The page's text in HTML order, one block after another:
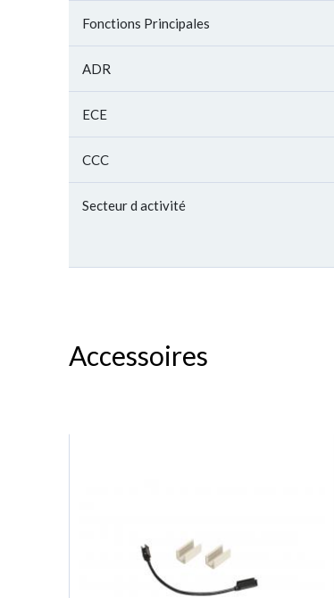
Fonctions Principales
ADR
ECE
CCC
Secteur d activité
Accessoires